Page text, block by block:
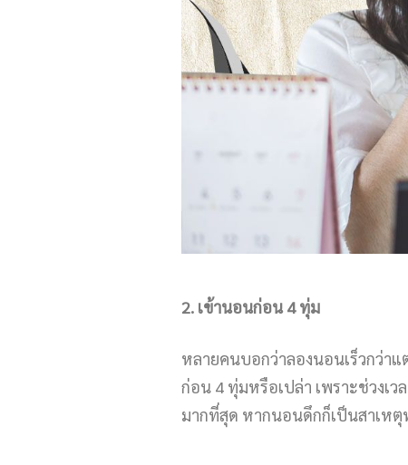
2. เข้านอนก่อน4ทุ่ม
หลายคนบอกว่าลองนอนเร็วกว่า
ก่อน 4 ทุ่มหรือเปล่า เพราะช่วงเ
มากที่สุด หากนอนดึกก็เป็นสาเห